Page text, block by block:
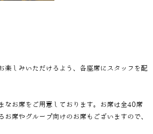
楽しみいただけるよう、各座席にスタッフを配
なお席をご用意しております。お席は全40席
席やグループ向けのお席もございますので、